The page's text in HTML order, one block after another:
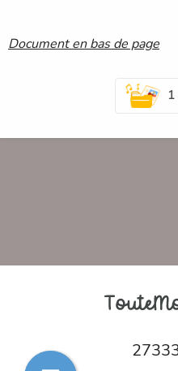
Document en bas de page